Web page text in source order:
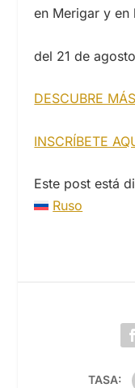
en Merigar y en
del 21 de
DESCUBRE MÁS
INSCRÍBETE
Este post está
Ruso
TASA: